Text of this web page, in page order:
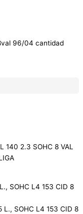
96/04 cantidad
140 2.3 SOHC 8 VAL
SOHC L4 153 CID 8
SOHC L4 153 CID 8